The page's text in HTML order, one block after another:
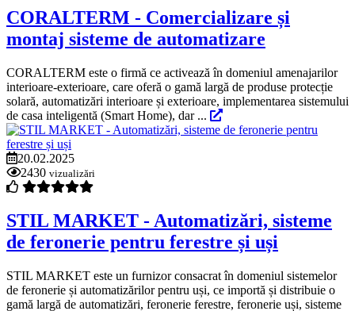
CORALTERM - Comercializare și
montaj sisteme de automatizare
CORALTERM este o firmă ce activează în domeniul amenajarilor
interioare-exterioare, care oferă o gamă largă de produse protecție
solară, automatizări interioare și exterioare, implementarea sistemului
de casa inteligentă (Smart Home), dar ...
20.02.2025
2430 vizualizări
STIL MARKET - Automatizări, sisteme
de feronerie pentru ferestre și uși
STIL MARKET este un furnizor consacrat în domeniul sistemelor
de feronerie și automatizărilor pentru uși, ce importă și distribuie o
gamă largă de automatizări, feronerie ferestre, feronerie uși, sisteme